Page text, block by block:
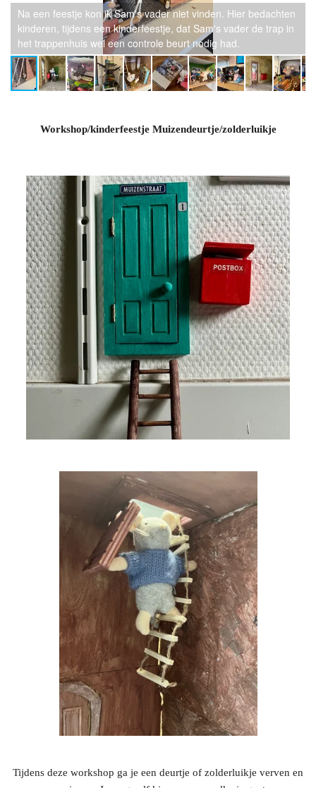
Na een feestje kon ik Sam's vader niet vinden. Hier bedachten
kinderen, tijdens een kinderfeestje, dat Sam's vader de trap in
het trappenhuis wel een controle beurt nodig had.
Workshop/kinderfeestje Muizendeurtje/zolderluikje
Tijdens deze workshop ga je een deurtje of zolderluikje verven en